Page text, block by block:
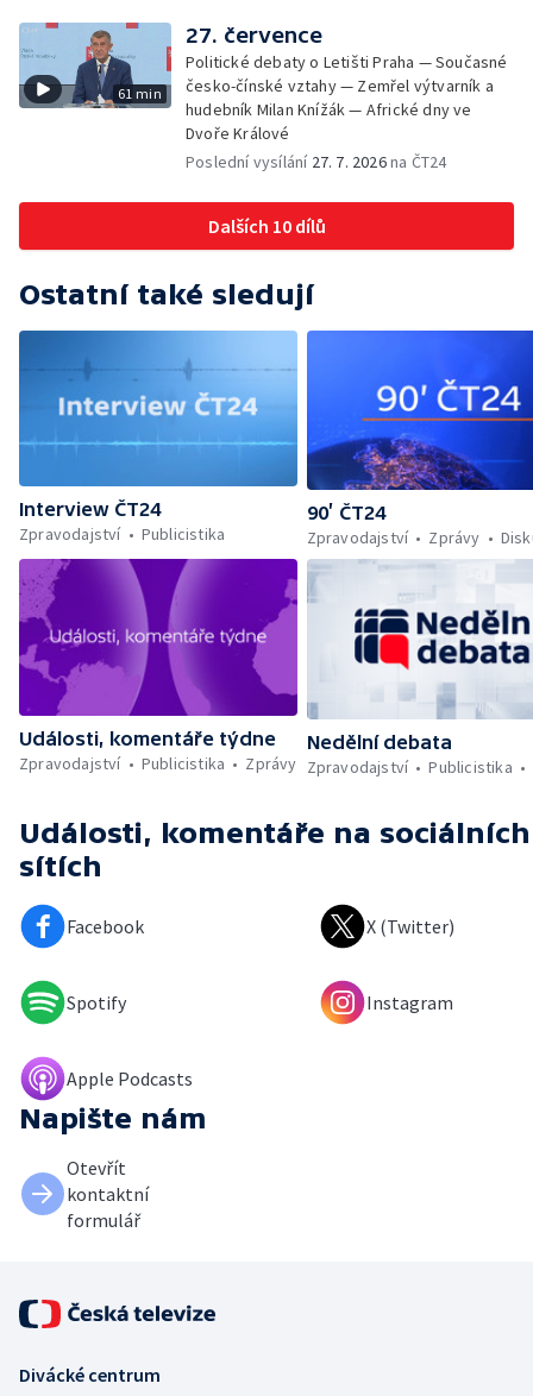
61 min
27. července
Politické debaty o Letišti Praha — Současné
česko-čínské vztahy — Zemřel výtvarník a
hudebník Milan Knížák — Africké dny ve
Dvoře Králové
Poslední vysílání 27. 7. 2026na ČT24
Dalších 10 dílů
Ostatní také sledují
Interview ČT24
Zpravodajství
Publicistika
90’ ČT24
Zpravodajství
Zprávy
Události, komentáře týdne
Zpravodajství
Publicistika Zprávy
Nedělní debata
Zpravodajství
Publicistika
Události, komentáře na sociálních
sítích
Facebook X (Twitter)
Spotify Instagram
Apple Podcasts
Napište nám
Otevřít
kontaktní
formulář
Divácké centrum